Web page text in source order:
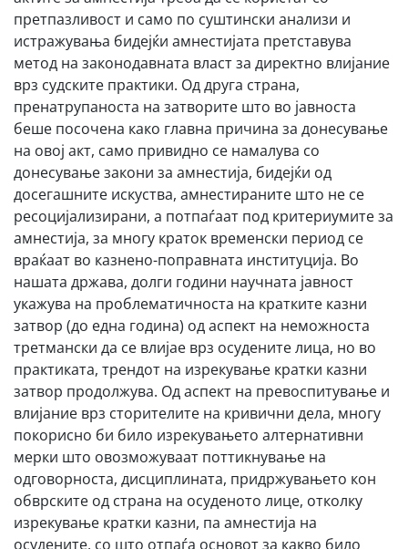
претпазливост и само по суштински анализи и
истражувања бидејќи амнестијата претставува
метод на законодавната власт за директно влијание
врз судските практики. Од друга страна,
пренатрупаноста на затворите што во јавноста
беше посочена како главна причина за донесување
на овој акт, само привидно се намалува со
донесување закони за амнестија, бидејќи од
досегашните искуства, амнестираните што не се
ресоцијализирани, а потпаѓаат под критериумите за
амнестија, за многу краток временски период се
враќаат во казнено-поправната институција. Во
нашата држава, долги години научната јавност
укажува на проблематичноста на кратките казни
затвор (до една година) од аспект на неможноста
третмански да се влијае врз осудените лица, но во
практиката, трендот на изрекување кратки казни
затвор продолжува. Од аспект на превоспитување и
влијание врз сторителите на кривични дела, многу
покорисно би било изрекувањето алтернативни
мерки што овозможуваат поттикнување на
одговорноста, дисциплината, придржувањето кон
обврските од страна на осуденото лице, отколку
изрекување кратки казни, па амнестија на
осудените, со што отпаѓа основот за какво било